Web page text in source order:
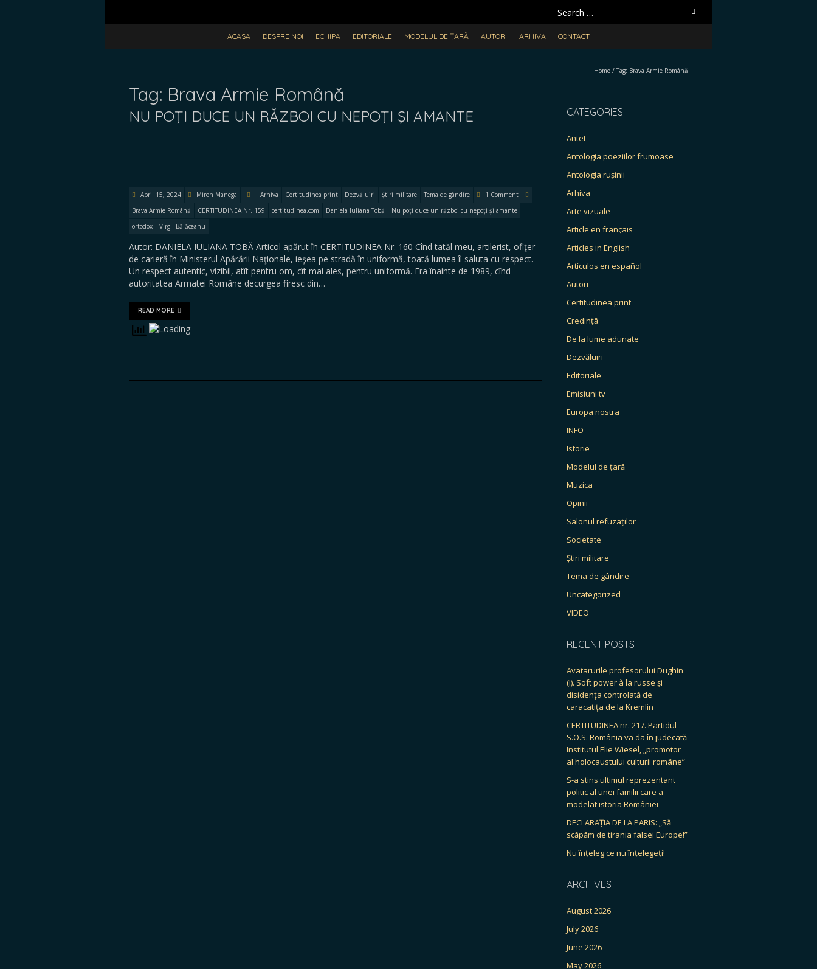
Search
for:
ACASA DESPRE NOI ECHIPA EDITORIALE MODELUL DE ȚARĂ AUTORI ARHIVA CONTACT
Home / Tag: Brava Armie Română
Tag: Brava Armie Română
NU POŢI DUCE UN RĂZBOI CU NEPOŢI ŞI AMANTE
April 15, 2024 Miron Manega Arhiva Certitudinea print Dezvăluiri Știri militare Tema de gândire
1 Comment
Brava Armie Română
CERTITUDINEA Nr. 159 certitudinea.com Daniela Iuliana Tobă
Nu poţi duce un război cu nepoţi şi amante
ortodox
Virgil Bălăceanu
Autor: DANIELA IULIANA TOBĂ Articol apărut în CERTITUDINEA Nr. 160 Cînd tatăl meu, artilerist, ofiţer
de carieră în Ministerul Apărării Naţionale, ieşea pe stradă în uniformă, toată lumea îl saluta cu respect.
Un respect autentic, vizibil, atît pentru om, cît mai ales, pentru uniformă. Era înainte de 1989, cînd
autoritatea Armatei Române decurgea firesc din…
READ MORE
CATEGORIES
Antet
Antologia poeziilor frumoase
Antologia rușinii
Arhiva
Arte vizuale
Article en français
Articles in English
Artículos en español
Autori
Certitudinea print
Credință
De la lume adunate
Dezvăluiri
Editoriale
Emisiuni tv
Europa nostra
INFO
Istorie
Modelul de țară
Muzica
Opinii
Salonul refuzaților
Societate
Știri militare
Tema de gândire
Uncategorized
VIDEO
RECENT POSTS
Avatarurile profesorului Dughin
(I). Soft power à la russe și
disidența controlată de
caracatița de la Kremlin
CERTITUDINEA nr. 217. Partidul
S.O.S. România va da în judecată
Institutul Elie Wiesel, „promotor
al holocaustului culturii române”
S-a stins ultimul reprezentant
politic al unei familii care a
modelat istoria României
DECLARAȚIA DE LA PARIS: „Să
scăpăm de tirania falsei Europe!”
Nu înțeleg ce nu înțelegeți!
ARCHIVES
August 2026
July 2026
June 2026
May 2026